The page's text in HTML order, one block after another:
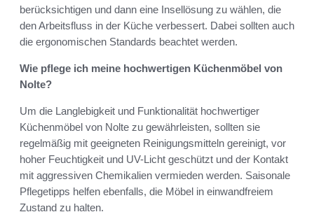
berücksichtigen und dann eine Insellösung zu wählen, die
den Arbeitsfluss in der Küche verbessert. Dabei sollten auch
die ergonomischen Standards beachtet werden.
Wie pflege ich meine hochwertigen Küchenmöbel von
Nolte?
Um die Langlebigkeit und Funktionalität hochwertiger
Küchenmöbel von Nolte zu gewährleisten, sollten sie
regelmäßig mit geeigneten Reinigungsmitteln gereinigt, vor
hoher Feuchtigkeit und UV-Licht geschützt und der Kontakt
mit aggressiven Chemikalien vermieden werden. Saisonale
Pflegetipps helfen ebenfalls, die Möbel in einwandfreiem
Zustand zu halten.